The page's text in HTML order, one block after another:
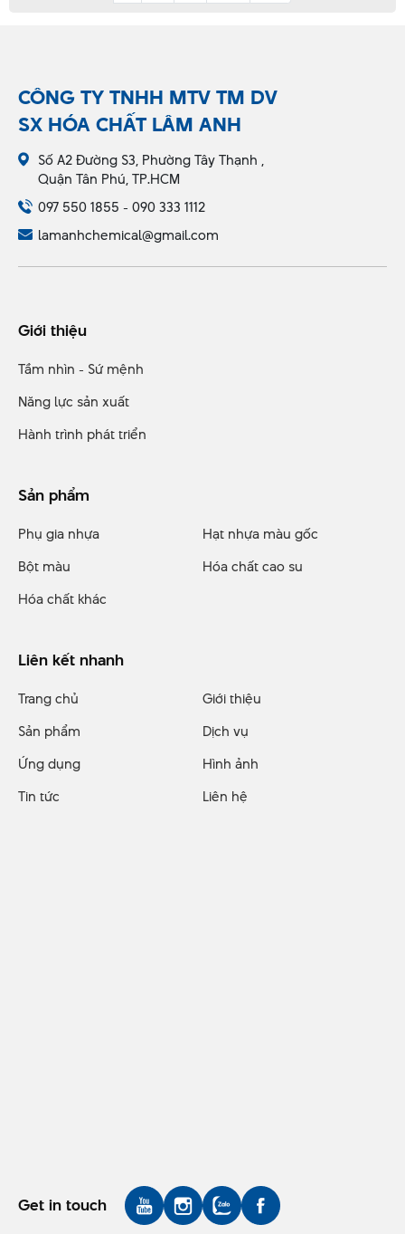
CÔNG TY TNHH MTV TM DV
SX HÓA CHẤT LÂM ANH
Số A2 Đường S3, Phường Tây Thạnh ,
Quận Tân Phú, TP.HCM
097 550 1855 - 090 333 1112
lamanhchemical@gmail.com
Giới thiệu
Tầm nhìn - Sứ mệnh
Năng lực sản xuất
Hành trình phát triển
Sản phẩm
Phụ gia nhựa
Hạt nhựa màu gốc
Bột màu
Hóa chất cao su
Hóa chất khác
Liên kết nhanh
Trang chủ
Giới thiệu
Sản phẩm
Dịch vụ
Ứng dụng
Hình ảnh
Tin tức
Liên hệ
Get in touch